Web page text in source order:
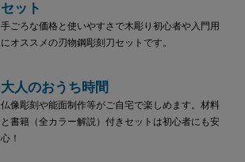
セット
手ごろな価格と使いやすさで木彫り初心者や入門用
にオススメの刃物鋼彫刻刀セットです。
大人のおうち時間
仏像彫刻や能面制作等がご自宅で楽しめます。材料
と書籍（全カラー解説）付きセットは初心者にも安
心！